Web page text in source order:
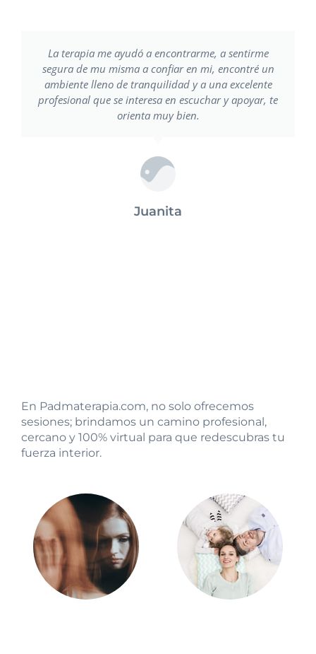
La terapia me ayudó a encontrarme, a sentirme
segura de mu misma a confiar en mi, encontré un
ambiente lleno de tranquilidad y a una excelente
profesional que se interesa en escuchar y apoyar, te
orienta muy bien.
Juanita
En Padmaterapia.com, no solo ofrecemos
sesiones; brindamos un camino profesional,
cercano y 100% virtual para que redescubras tu
fuerza interior.